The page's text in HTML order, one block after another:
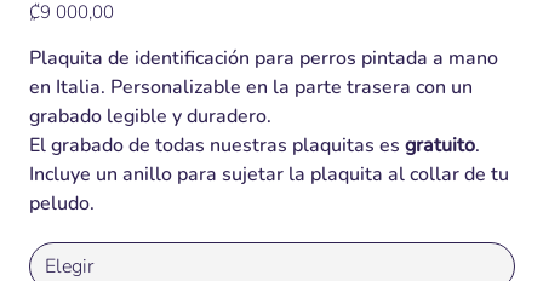
Precio
₡9 000,00
Plaquita de identificación para perros pintada a mano
en Italia. Personalizable en la parte trasera con un
grabado legible y duradero.
El grabado de todas nuestras plaquitas es gratuito.
Incluye un anillo para sujetar la plaquita al collar de tu
peludo.